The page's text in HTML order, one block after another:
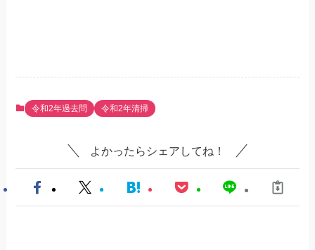
令和2年過去問 令和2年清掃
よかったらシェアしてね！